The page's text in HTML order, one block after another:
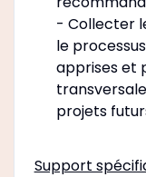
- Collecter
le
apprises et
projets
Support